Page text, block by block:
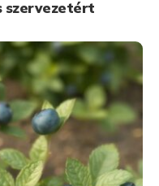
szervezetért